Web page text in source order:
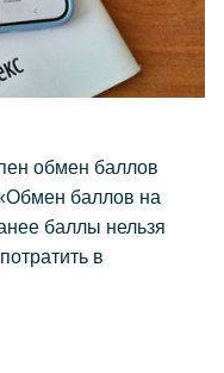
обмен баллов
баллов на
баллы нельзя
в